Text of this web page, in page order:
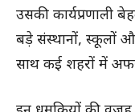
उसकी कार्यप्रणाली
बड़े संस्थानों, स्कूलों
साथ कई शहरों में